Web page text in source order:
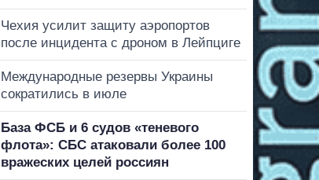
Чехия усилит защиту аэропортов
после инцидента с дроном в Лейпциге
Международные резервы Украины
сократились в июле
База ФСБ и 6 судов «теневого
флота»: СБС атаковали более 100
вражеских целей россиян